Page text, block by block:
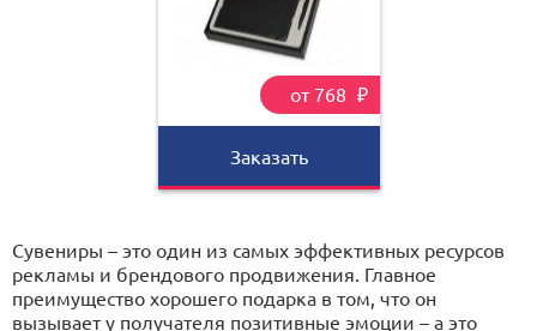
от 768 ₽
Заказать
Сувениры – это один из самых эффективных ресурсов
рекламы и брендового продвижения. Главное
преимущество хорошего подарка в том, что он
вызывает у получателя позитивные эмоции – а это